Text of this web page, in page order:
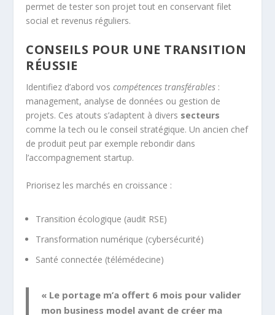
permet de tester son projet tout en conservant filet
social et revenus réguliers.
CONSEILS POUR UNE TRANSITION
RÉUSSIE
Identifiez d’abord voscompétences transférables :
management, analyse de données ou gestion de
projets. Ces atouts s’adaptent à divers secteurs
comme la tech ou le conseil stratégique. Un ancien chef
de produit peut par exemple rebondir dans
l’accompagnement startup.
Priorisez les marchés en croissance :
Transition écologique (audit RSE)
Transformation numérique (cybersécurité)
Santé connectée (télémédecine)
« Le portage m’a offert 6 mois pour valider
mon business model avant de créer ma